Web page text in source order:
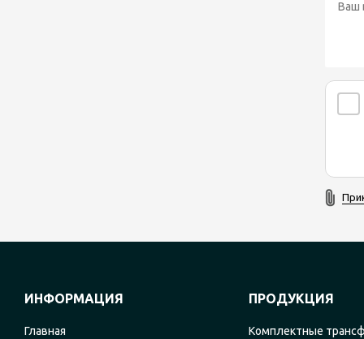
ИНФОРМАЦИЯ
Главная
ПРОДУКЦИЯ
Комплектные